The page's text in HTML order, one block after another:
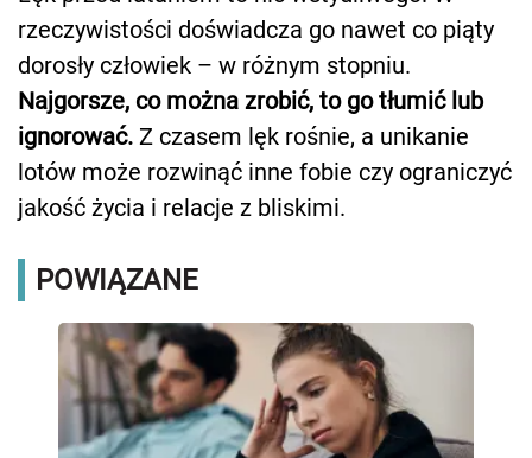
rzeczywistości doświadcza go nawet co piąty
dorosły człowiek – w różnym stopniu.
Najgorsze, co można zrobić, to go tłumić lub
ignorować. Z czasem lęk rośnie, a unikanie
lotów może rozwinąć inne fobie czy ograniczyć
jakość życia i relacje z bliskimi.
POWIĄZANE